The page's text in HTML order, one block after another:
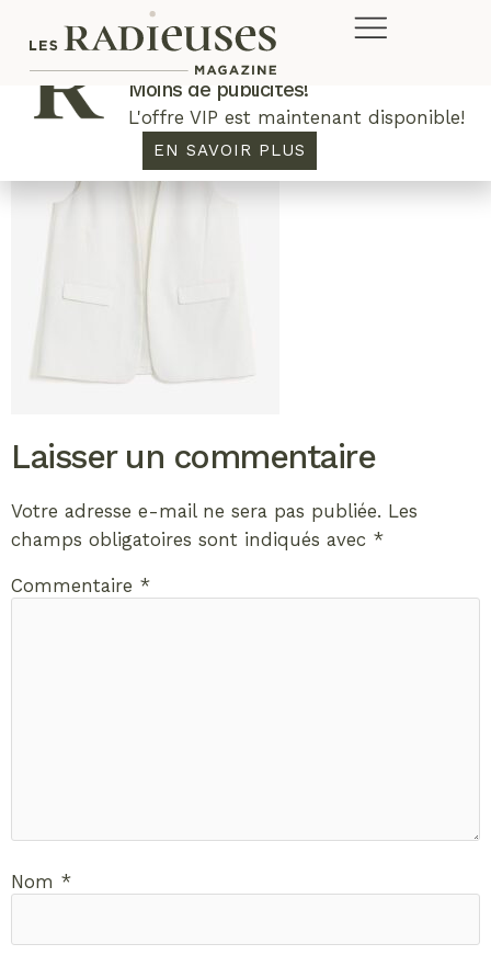
Laisser un commentaire
Votre adresse e-mail ne sera pas publiée. Les
champs obligatoires sont indiqués avec *
Commentaire *
Nom *
Plus de concours. Plus de rabais.
Moins de publicités!
L'offre VIP est maintenant disponible!
EN SAVOIR PLUS